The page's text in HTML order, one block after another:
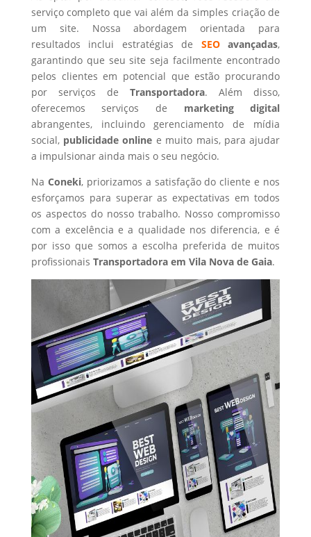
serviço completo que vai além da simples criação de
um site. Nossa abordagem orientada para
resultados inclui estratégias de SEOavançadas,
garantindo que seu site seja facilmente encontrado
pelos clientes em potencial que estão procurando
por serviços deTransportadora. Além disso,
oferecemos serviços de marketing digital
abrangentes, incluindo gerenciamento de mídia
social, publicidade online e muito mais, para ajudar
a impulsionar ainda mais o seu negócio.
Na Coneki, priorizamos a satisfação do cliente e nos
esforçamos para superar as expectativas em todos
os aspectos do nosso trabalho. Nosso compromisso
com a excelência e a qualidade nos diferencia, e é
por isso que somos a escolha preferida de muitos
profissionais Transportadoraem Vila Nova de Gaia.